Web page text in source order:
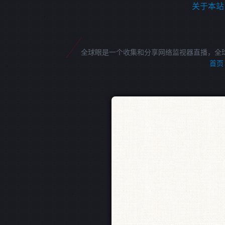
关于本站
全球眼是一个收集和分享网络监视器直播，
首页